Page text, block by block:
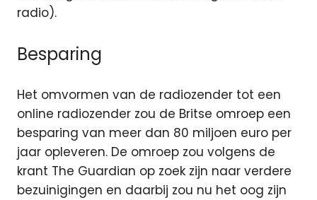
radio).
Besparing
Het omvormen van de radiozender tot een
online radiozender zou de Britse omroep een
besparing van meer dan 80 miljoen euro per
jaar opleveren. De omroep zou volgens de
krant The Guardian op zoek zijn naar verdere
bezuinigingen en daarbij zou nu het oog zijn